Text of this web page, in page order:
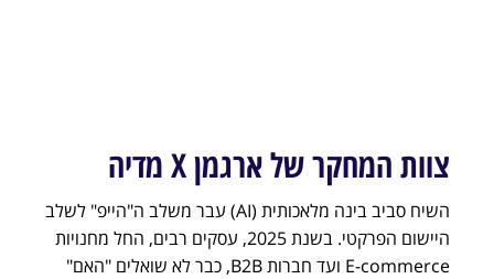
צוות המחקר של ארגמן X מדיה
השיח סביב בינה מלאכותית (AI) עבר משלב ה"הייפ" לשלב
היישום הפרקטי. בשנת 2025, עסקים רבים, החל מחנויות
E-commerce ועד חברות B2B, כבר לא שואלים "האם"